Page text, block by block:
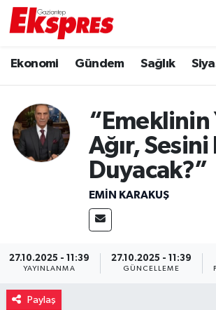
Ekonomi Gündem Sağlık
“Emeklinin
Ağır, Sesini
Duyacak?”
EMIN KARAKUŞ
27.10.2025 - 11:39
YAYINLANMA
27.10.2025 - 11:39
GÜNCELLEME
Paylaş
Ekonomi
Gaziantep son dakika
Genel
Haberler
Kültür Sanat
Magazin
Trafik Durumu
Puan Durumu ve Fikstür
Tüm Manşetler
Son Dakika Haberleri
Haber Arşivi